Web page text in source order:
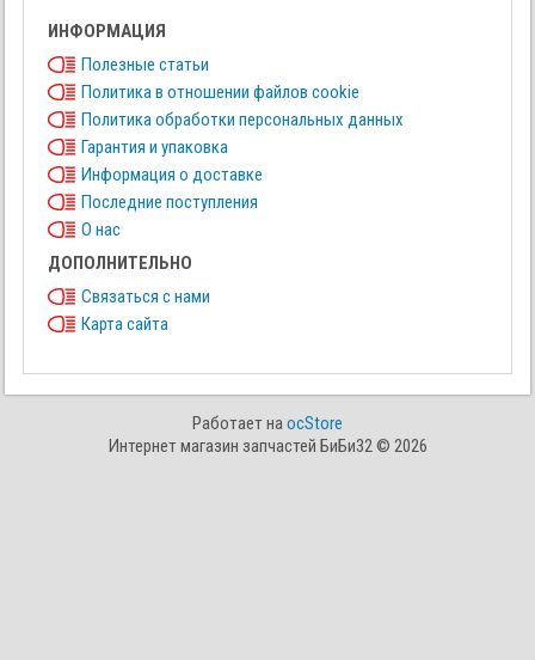
ИНФОРМАЦИЯ
Полезные статьи
Политика в отношении файлов cookie
Политика обработки персональных данных
Гарантия и упаковка
Информация о доставке
Последние поступления
О нас
ДОПОЛНИТЕЛЬНО
Связаться с нами
Карта сайта
Работает наocStore
Интернет магазин запчастей БиБи32 © 2026